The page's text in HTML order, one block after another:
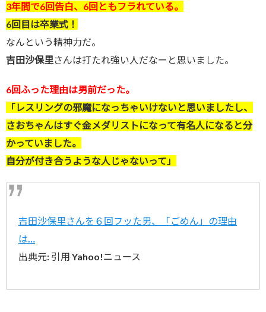
3年間で6回告白、6回ともフラれている。
6回目は卒業式！
なんという精神力だ。
吉田沙保里さんは打たれ強い人だなーと思いました。
6回ふった理由は男前だった。
「レスリングの邪魔になっちゃいけないと思いましたし、
さおちゃんはすぐ金メダリストになって有名人になると分
かっていました。
自分が付き合うような人じゃないって」
吉田沙保里さんを６回フッた男、「ごめん」の理由
は…
出典元: 引用 Yahoo!ニュース